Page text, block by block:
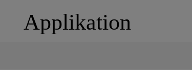
Applikation